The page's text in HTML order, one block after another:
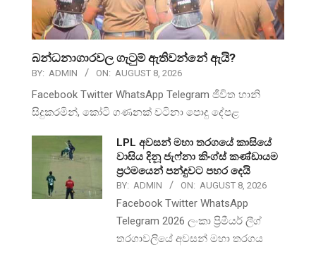
බන්ධනාගාරවල ගැටුම් ඇතිවන්නේ ඇයි?
BY: ADMIN ON: AUGUST 8, 2026
Facebook Twitter WhatsApp Telegram ජීවිත හානි
සිදුකරමින්, කෝටි ගණනක් වටිනා පොදු දේපළ
LPL අවසන් මහා තරගයේ කාසියේ
වාසිය දිනූ ජැෆ්නා කිංග්ස් කණ්ඩායම
ප්‍රථමයෙන් පන්දුවට පහර දෙයි
BY: ADMIN ON: AUGUST 8, 2026
Facebook Twitter WhatsApp
Telegram 2026 ලංකා ප්‍රිමීයර් ලීග්
තරගාවලියේ අවසන් මහා තරගය